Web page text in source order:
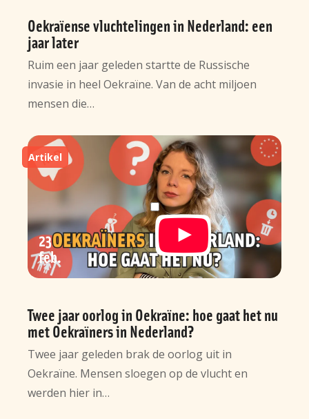
Oekraïense vluchtelingen in Nederland: een
jaar later
Ruim een jaar geleden startte de Russische
invasie in heel Oekraïne. Van de acht miljoen
mensen die…
Twee jaar oorlog in Oekraïne: hoe gaat het nu
met Oekraïners in Nederland?
Artikel
23
feb
Twee jaar geleden brak de oorlog uit in
Oekraïne. Mensen sloegen op de vlucht en
werden hier in…